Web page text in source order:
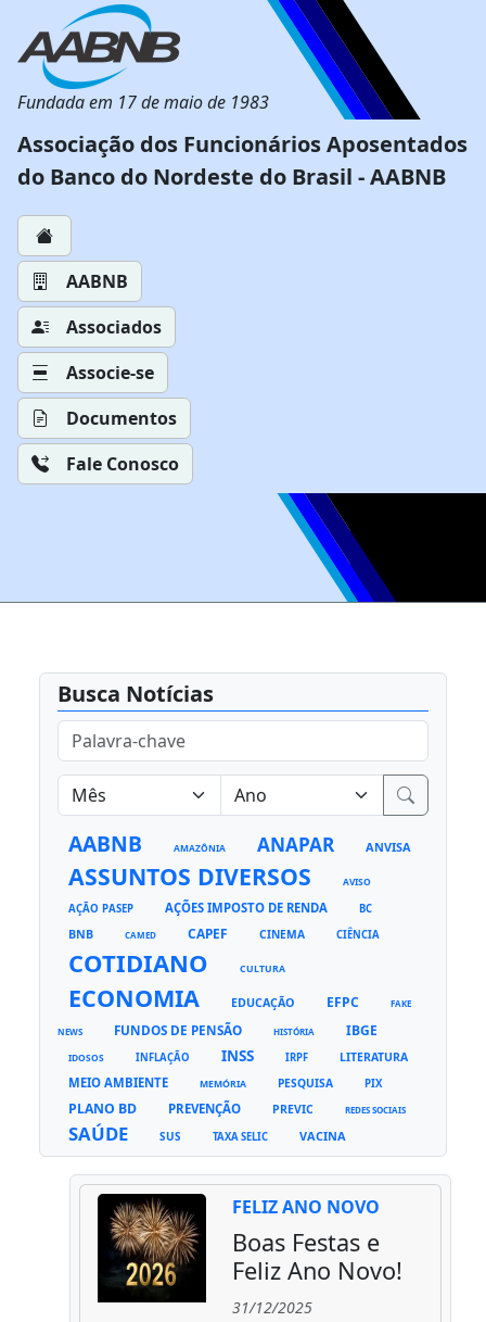
Fundada em 17 de maio de 1983
Associação dos Funcionários Aposentados
do Banco do Nordeste do Brasil - AABNB
AABNB
Associados
Associe-se
Documentos
Fale Conosco
Busca Notícias
AABNB AMAZÔNIA ANAPAR ANVISA
ASSUNTOS DIVERSOS AVISO
AÇÃO PASEP AÇÕES IMPOSTO DE RENDA BC
BNB CAMED CAPEF CINEMA CIÊNCIA
COTIDIANO CULTURA
ECONOMIA EDUCAÇÃO EFPC FAKE
NEWS FUNDOS DE PENSÃO HISTÓRIA IBGE
IDOSOS INFLAÇÃO INSS IRPF LITERATURA
MEIO AMBIENTE MEMÓRIA PESQUISA PIX
PLANO BD PREVENÇÃO PREVIC REDES SOCIAIS
SAÚDE SUS TAXA SELIC VACINA
FELIZ ANO NOVO
Boas Festas e
Feliz Ano Novo!
31/12/2025